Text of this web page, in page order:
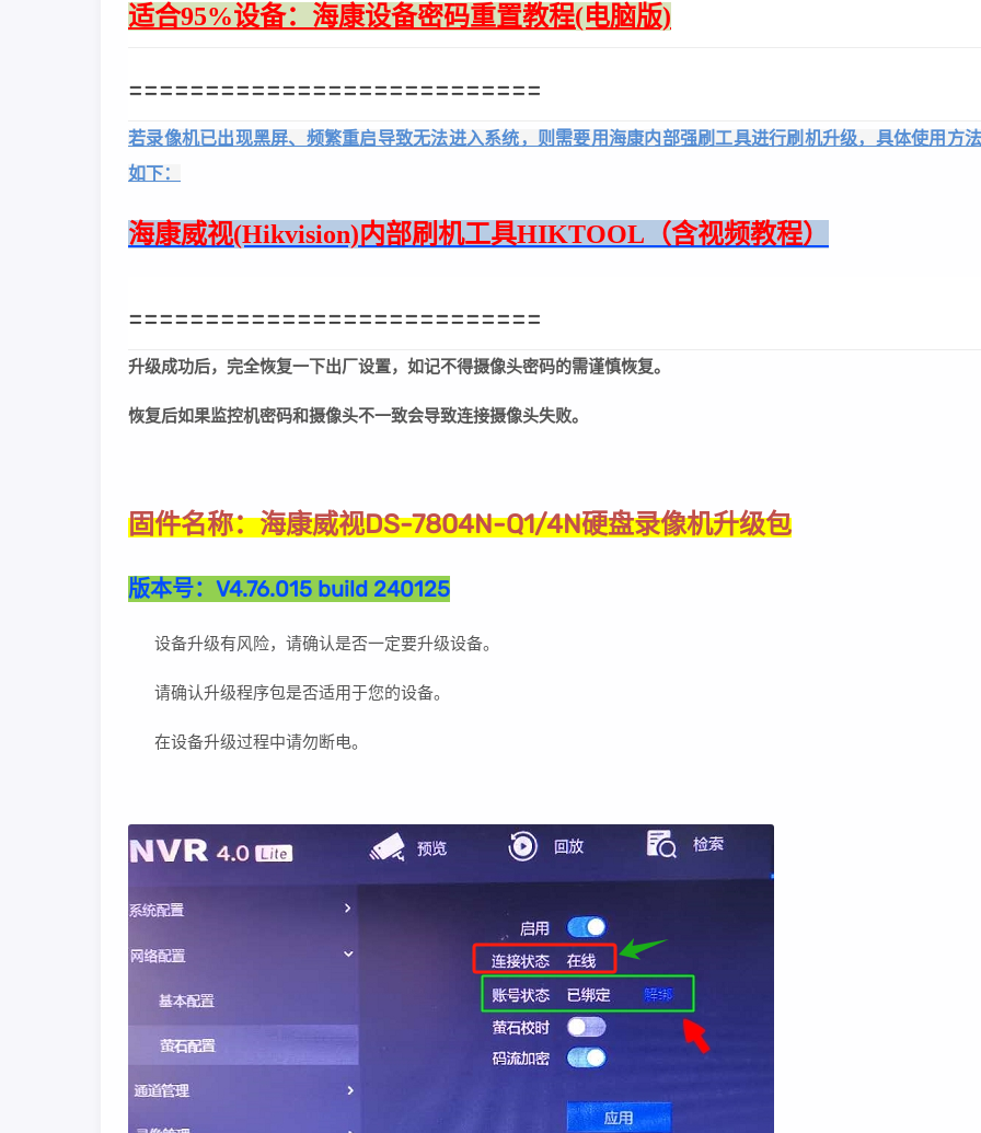
适合95%设备：海康设备密码重置教程(电脑版)
===========================
若录像机已出现黑屏、频繁重启导致无法进入系统，则需要用海康内部强刷工具进行刷机升级，具体使用方法
如下：
海康威视(Hikvision)内部刷机工具HIKTOOL（含视频教程）
===========================
升级成功后，完全恢复一下出厂设置，如记不得摄像头密码的需谨慎恢复。
恢复后如果监控机密码和摄像头不一致会导致连接摄像头失败。
固件名称：海康威视DS-7804N-Q1/4N硬盘录像机升级包
版本号： V4.76.015 build 240125
设备升级有风险，请确认是否一定要升级设备。
请确认升级程序包是否适用于您的设备。
在设备升级过程中请勿断电。